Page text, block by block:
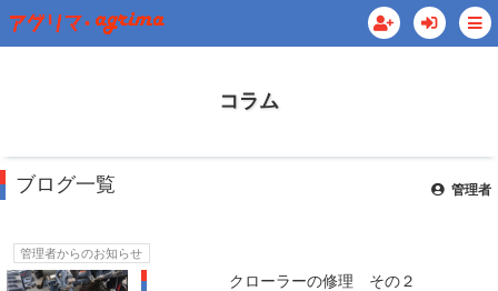
コラム
ブログ一覧 管理者
管理者からのお知らせ
クローラーの修理 その２